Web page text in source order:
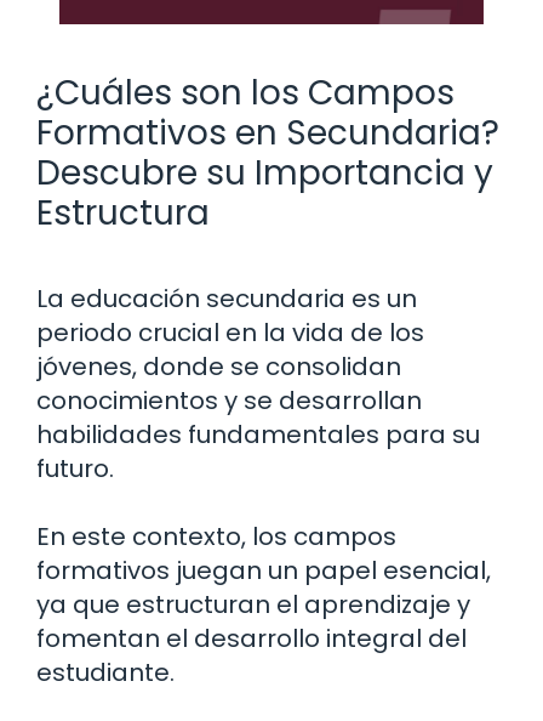
¿Cuáles son los Campos
Formativos en Secundaria?
Descubre su Importancia y
Estructura
La educación secundaria es un
periodo crucial en la vida de los
jóvenes, donde se consolidan
conocimientos y se desarrollan
habilidades fundamentales para su
futuro.
En este contexto, los campos
formativos juegan un papel esencial,
ya que estructuran el aprendizaje y
fomentan el desarrollo integral del
estudiante.